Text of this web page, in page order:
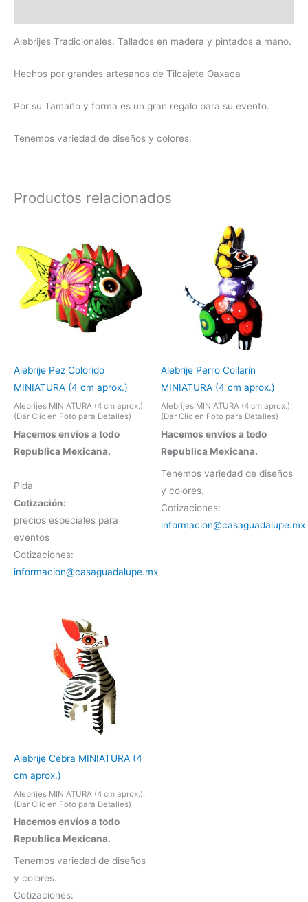
Alebrijes Tradicionales, Tallados en madera y pintados a mano.
Hechos por grandes artesanos de Tilcajete Oaxaca
Por su Tamaño y forma es un gran regalo para su evento.
Tenemos variedad de diseños y colores.
Productos relacionados
Alebrije Pez Colorido
MINIATURA (4 cm aprox.)
Alebrijes MINIATURA (4 cm aprox.).
(Dar Clic en Foto para Detalles)
Hacemos envíos a todo
Republica Mexicana.
Pida
Cotización:
precios especiales para
eventos
Cotizaciones:
informacion@casaguadalupe.mx
Alebrije Perro Collarín
MINIATURA (4 cm aprox.)
Alebrijes MINIATURA (4 cm aprox.).
(Dar Clic en Foto para Detalles)
Hacemos envíos a todo
Republica Mexicana.
Tenemos variedad de diseños
y colores.
Cotizaciones:
informacion@casaguadalupe.mx
Alebrije Cebra MINIATURA (4
cm aprox.)
Alebrijes MINIATURA (4 cm aprox.).
(Dar Clic en Foto para Detalles)
Hacemos envíos a todo
Republica Mexicana.
Tenemos variedad de diseños
y colores.
Cotizaciones: